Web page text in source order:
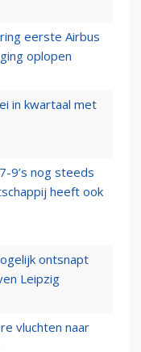
eerste Airbus
oplopen
in kwartaal met
9’s nog steeds
heeft ook
ontsnapt
Leipzig
vluchten naar